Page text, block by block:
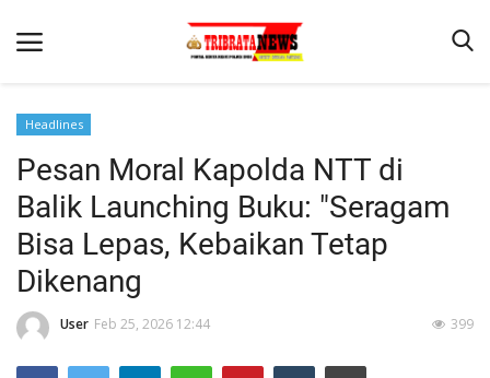
Beranda
Terms & Conditions
Lantas
Headlines
Pesan Moral Kapolda NTT di
Balik Launching Buku: "Seragam
Bisa Lepas, Kebaikan Tetap
Dikenang
User Feb 25, 2026 12:44 399